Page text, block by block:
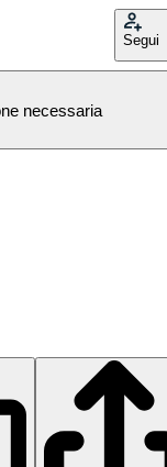
Segui
necessaria